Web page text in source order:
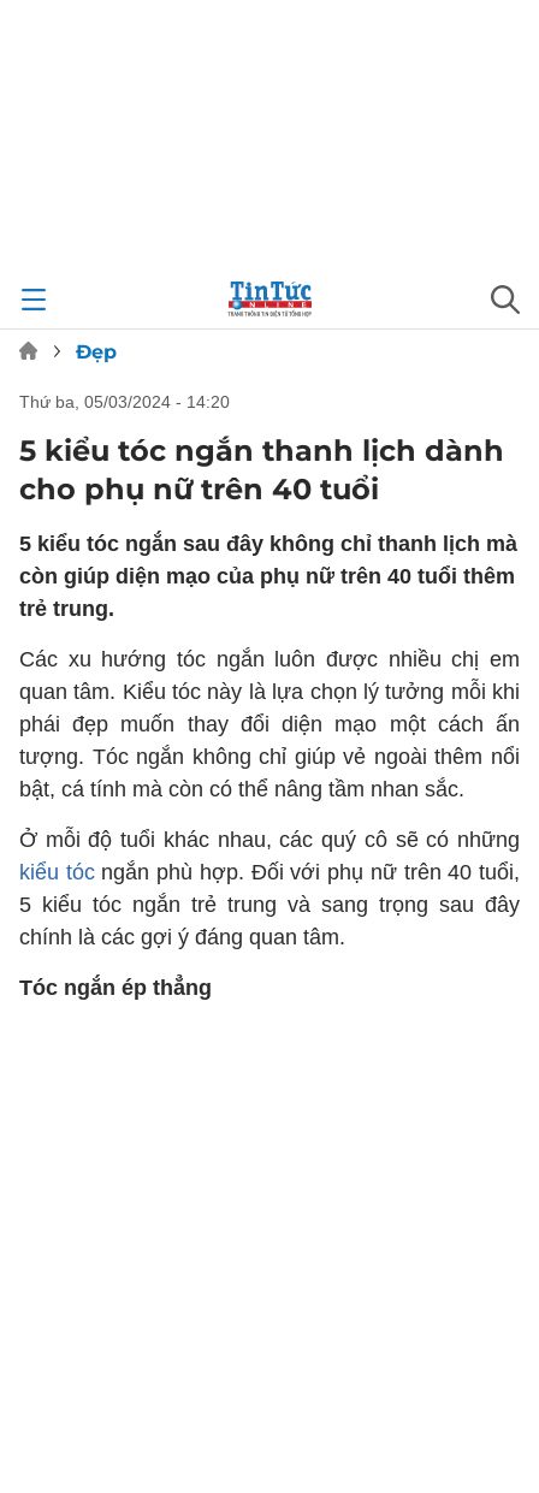
Đẹp
thứ ba, 05/03/2024 - 14:20
5 kiểu tóc ngắn thanh lịch dành
cho phụ nữ trên 40 tuổi
5 kiểu tóc ngắn sau đây không chỉ thanh lịch mà
còn giúp diện mạo của phụ nữ trên 40 tuổi thêm
trẻ trung.
Các xu hướng tóc ngắn luôn được nhiều chị em
quan tâm. Kiểu tóc này là lựa chọn lý tưởng mỗi khi
phái đẹp muốn thay đổi diện mạo một cách ấn
tượng. Tóc ngắn không chỉ giúp vẻ ngoài thêm nổi
bật, cá tính mà còn có thể nâng tầm nhan sắc.
Ở mỗi độ tuổi khác nhau, các quý cô sẽ có những
kiểu tócngắn phù hợp. Đối với phụ nữ trên 40 tuổi,
5 kiểu tóc ngắn trẻ trung và sang trọng sau đây
chính là các gợi ý đáng quan tâm.
Tóc ngắn ép thẳng